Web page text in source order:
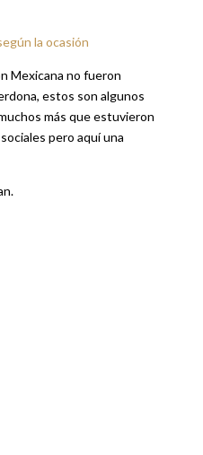
la ocasión
Mexicana no fueron
estos son algunos
más que estuvieron
pero aquí una